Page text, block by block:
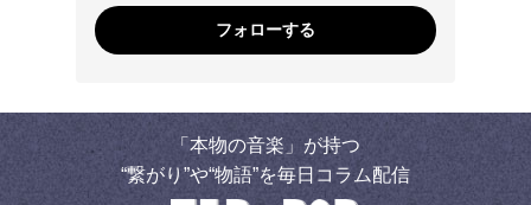
フォローする
「本物の音楽」が持つ
“繋がり”や“物語”を毎日コラム配信